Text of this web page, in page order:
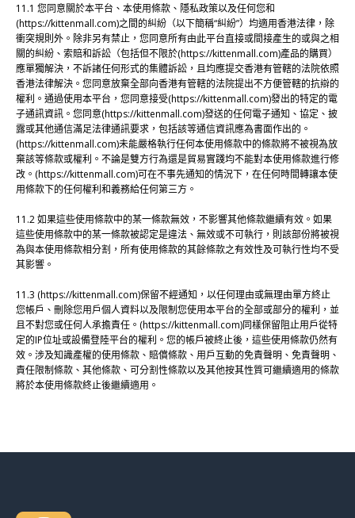
11.1 您同意關於本平台、本使用條款、隱私政策以及任何您和
(https://kittenmall.com)之間的糾紛（以下簡稱“糾紛”）均適用香港法律，除
衝突規則外。除非另有禁止，您同意所有由此平台直接或間接產生的或與之相
關的糾紛、索賠和訴訟（包括但不限於(https://kittenmall.com)產品的購買）
應單獨解決，不訴諸任何形式的集體訴訟，且均應提交香港有管轄的法院依照
香港法律解決。您同意放棄全部向香港有管轄的法院提出不方便管轄的抗辯的
權利。通過使用本平台，您同意接受(https://kittenmall.com)發出的特定的電
子通訊資訊。您同意(https://kittenmall.com)發送的任何電子通知、協定、披
露或其他通信滿足法律通訊要求，包括該等通信資訊應為書面作出的。
(https://kittenmall.com)未能嚴格執行任何本使用條款中的條款將不被視為放
棄該等條款或權利。不論是雙方行為還是貿易實踐均不能對本使用條款進行修
改。(https://kittenmall.com)可在不事先通知的情況下，在任何時間轉讓本使
用條款下的任何權利和義務給任何第三方。
11.2 如果這些使用條款中的某一條款無效，不影響其他條款繼續有效。如果
這些使用條款中的某一條款被認定是違法、無效或不可執行，則該部份將被視
為與本使用條款相分割，所有使用條款的其餘條款之有效性及可執行性均不受
其影響。
11.3 (https://kittenmall.com)保留不經通知，以任何理由或無理由單方終止
您帳戶、刪除您用戶個人資料以及限制您使用本平台的全部或部分的權利，並
且不對您或任何人承擔責任。(https://kittenmall.com)同樣保留阻止用戶從特
定的IP位址或設備登陸平台的權利。您的帳戶被終止後，這些使用條款仍然有
效。涉及知識產權的使用條款、賠償條款、用戶互動的免責聲明、免責聲明、
責任限制條款、其他條款、可分割性條款以及其他按其性質可繼續適用的條款
將於本使用條款終止後繼續適用。